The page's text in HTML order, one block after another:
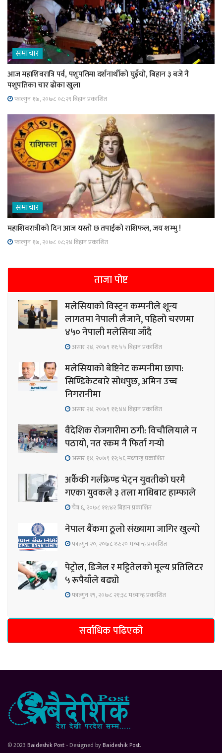
समाचार
आज महाशिवरात्रि पर्व, पशुपतिमा दर्शनार्थीको घुइँचो, बिहान ३ बजे नै
पशुपतिका चार ढोका खुला
फाल्गुन १७, २०७८ ०८;२९ बिहान प्रकाशित
समाचार
महाशिवरात्रीको दिन आज यस्तो छ तपाईंको राशिफल, जय शम्भु !
फाल्गुन १७, २०७८ ०८;२४ बिहान प्रकाशित
ताजा पोष्ट
मलेसियाको विस्ट्रन कम्पनीले शून्य
लागतमा नेपाली लैजाने, पहिलो चरणमा
४५० नेपाली मलेसिया जाँदै
असार २४, २०७९ ११;५५ बिहान प्रकाशित
मलेसियाको बेष्टिनेट कम्पनीमा छापा:
सिण्डिकेटबारे सोधपुछ, अमिन उच्च
निगरानीमा
असार २४, २०७९ ११;४४ बिहान प्रकाशित
वैदेशिक रोजगारीमा ठगी: विचौलियाले न
पठायो, नत रकम नै फिर्ता गर्‍यो
असार १४, २०७९ १२;५६ मध्यान्ह प्रकाशित
अर्कैकी गर्लफ्रेण्ड भेट्न युवतीको घरमै
गएका युवकले ३ तला माथिबाट हाम्फाले
चैत्र ६, २०७८ ११;४२ बिहान प्रकाशित
नेपाल बैंकमा ठूलो संख्यामा जागिर खुल्यो
फाल्गुन २०, २०७८ १२;२० मध्यान्ह प्रकाशित
पेट्रोल, डिजेल र मट्टितेलको मूल्य प्रतिलिटर
५ रूपैयाँले बढ्यो
फाल्गुन १९, २०७८ २१;३८ मध्यान्ह प्रकाशित
सर्वाधिक पढिएको
© 2023 Baideshik Post - Designed byBaideshik Post.